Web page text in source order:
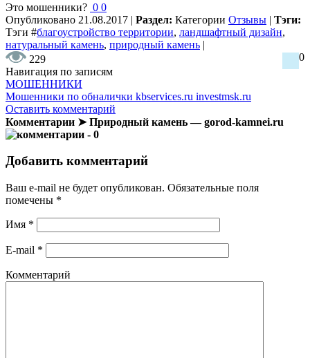
Это мошенники? 0 0
Опубликовано 21.08.2017 | Раздел: Категории Отзывы | Тэги:
Тэги #благоустройство территории, ландшафтный дизайн,
натуральный камень, природный камень |
229
0
Навигация по записям
МОШЕННИКИ
Мошенники по обналички kbservices.ru investmsk.ru
Оставить комментарий
Комментарии ➤ Природный камень — gorod-kamnei.ru
- 0
Добавить комментарий
Ваш e-mail не будет опубликован. Обязательные поля
помечены *
Имя *
E-mail *
Комментарий